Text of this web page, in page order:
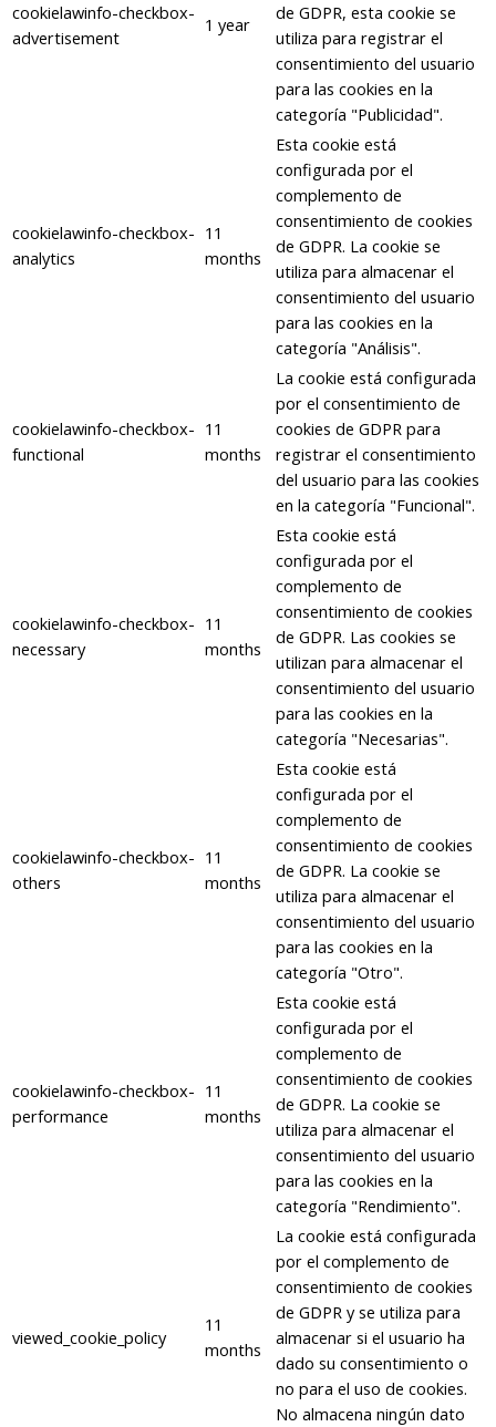
cookielawinfo-checkbox-
advertisement
1 year
de GDPR, esta cookie se
utiliza para registrar el
consentimiento del usuario
para las cookies en la
categoría "Publicidad".
cookielawinfo-checkbox-
analytics
11
months
Esta cookie está
configurada por el
complemento de
consentimiento de cookies
de GDPR. La cookie se
utiliza para almacenar el
consentimiento del usuario
para las cookies en la
categoría "Análisis".
cookielawinfo-checkbox-
functional
11
months
La cookie está configurada
por el consentimiento de
cookies de GDPR para
registrar el consentimiento
del usuario para las cookies
en la categoría "Funcional".
cookielawinfo-checkbox-
necessary
11
months
Esta cookie está
configurada por el
complemento de
consentimiento de cookies
de GDPR. Las cookies se
utilizan para almacenar el
consentimiento del usuario
para las cookies en la
categoría "Necesarias".
cookielawinfo-checkbox-
others
11
months
Esta cookie está
configurada por el
complemento de
consentimiento de cookies
de GDPR. La cookie se
utiliza para almacenar el
consentimiento del usuario
para las cookies en la
categoría "Otro".
cookielawinfo-checkbox-
performance
11
months
Esta cookie está
configurada por el
complemento de
consentimiento de cookies
de GDPR. La cookie se
utiliza para almacenar el
consentimiento del usuario
para las cookies en la
categoría "Rendimiento".
viewed_cookie_policy
11
months
La cookie está configurada
por el complemento de
consentimiento de cookies
de GDPR y se utiliza para
almacenar si el usuario ha
dado su consentimiento o
no para el uso de cookies.
No almacena ningún dato